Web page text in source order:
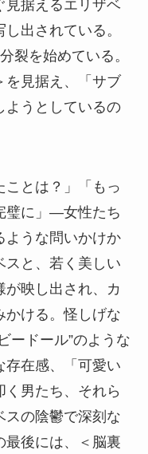
見据えるエリザベ
出されている。
裂を始めている。
を見据え、「サブ
ようとしているの
ことは？」「もっ
璧に」―女性たち
ような問いかけか
スと、若く美しい
が映し出され、カ
かける。怪しげな
ードール”のような
存在感、「可愛い
男たち、それら
スの陰鬱で深刻な
最後には、＜脳裏